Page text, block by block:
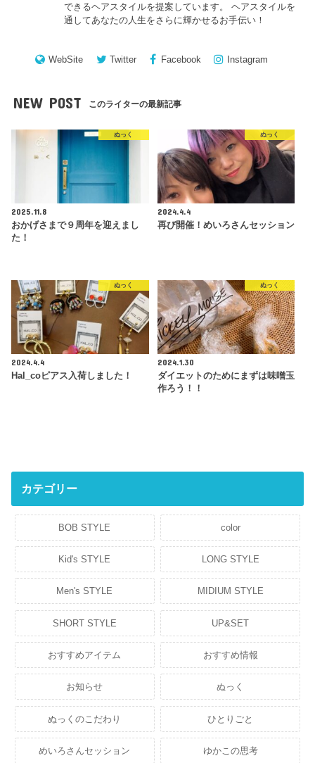
できるヘアスタイルを提案しています。 ヘアスタイルを
通してあなたの人生をさらに輝かせるお手伝い！
WebSite Twitter Facebook Instagram
NEW POST このライターの最新記事
ぬっく
2025.11.8
おかげさまで９周年を迎えまし
た！
ぬっく
2024.4.4
再び開催！めいろさんセッション
ぬっく
2024.4.4
Hal_coピアス入荷しました！
ぬっく
2024.1.30
ダイエットのためにまずは味噌玉
作ろう！！
カテゴリー
BOB STYLE color
Kid's STYLE LONG STYLE
Men's STYLE MIDIUM STYLE
SHORT STYLE UP&SET
おすすめアイテム おすすめ情報
お知らせ ぬっく
ぬっくのこだわり ひとりごと
めいろさんセッション ゆかこの思考